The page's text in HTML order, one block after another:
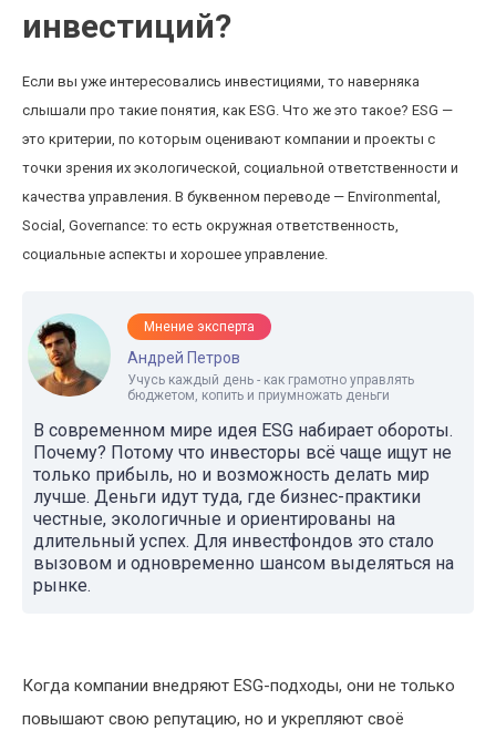
инвестиций?
Если вы уже интересовались инвестициями, то наверняка
слышали про такие понятия, как ESG. Что же это такое? ESG —
это критерии, по которым оценивают компании и проекты с
точки зрения их экологической, социальной ответственности и
качества управления. В буквенном переводе — Environmental,
Social, Governance: то есть окружная ответственность,
социальные аспекты и хорошее управление.
Мнение эксперта
Андрей Петров
Учусь каждый день - как грамотно управлять
бюджетом, копить и приумножать деньги
В современном мире идея ESG набирает обороты.
Почему? Потому что инвесторы всё чаще ищут не
только прибыль, но и возможность делать мир
лучше. Деньги идут туда, где бизнес-практики
честные, экологичные и ориентированы на
длительный успех. Для инвестфондов это стало
вызовом и одновременно шансом выделяться на
рынке.
Когда компании внедряют ESG-подходы, они не только
повышают свою репутацию, но и укрепляют своё